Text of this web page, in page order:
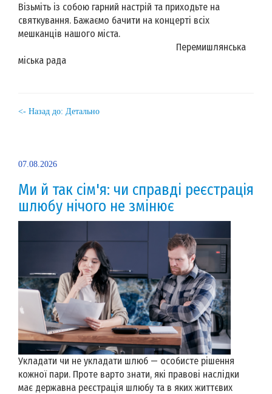
Візьміть із собою гарний настрій та приходьте на
святкування. Бажаємо бачити на концерті всіх
мешканців нашого міста.
Перемишлянська
міська рада
<- Назад до: Детально
07.08.2026
Ми й так сім'я: чи справді реєстрація
шлюбу нічого не змінює
Укладати чи не укладати шлюб — особисте рішення
кожної пари. Проте варто знати, які правові наслідки
має державна реєстрація шлюбу та в яких життєвих